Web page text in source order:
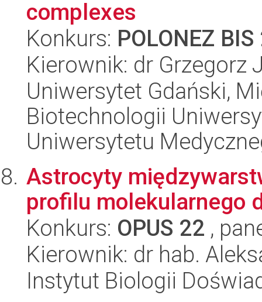
complexes
Konkurs: POLONEZ BIS
Kierownik: dr Grzegorz
Uniwersytet Gdański,
Biotechnologii
Uniwersytetu
Astrocyty
profilu molekularnego
Konkurs: OPUS 22 ,
Kierownik: dr hab.
Instytut Biologii